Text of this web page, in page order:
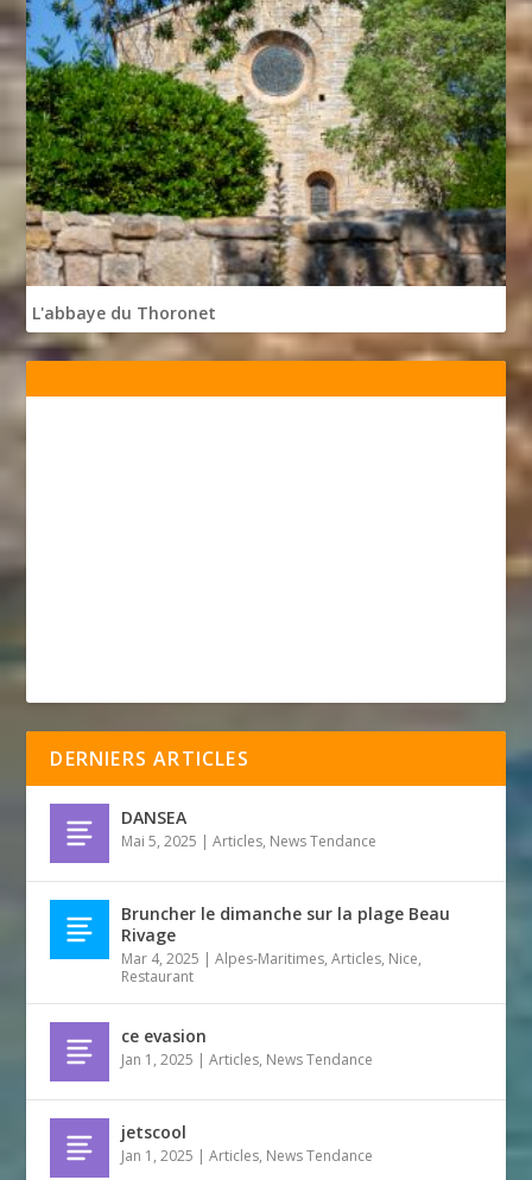
L'abbaye du Thoronet
DERNIERS ARTICLES
DANSEA
Mai 5, 2025 |Articles, News Tendance
Bruncher le dimanche sur la plage Beau
Rivage
Mar 4, 2025 |Alpes-Maritimes,Articles, Nice,
Restaurant
ce evasion
Jan 1, 2025 |Articles, News Tendance
jetscool
Jan 1, 2025 |Articles, News Tendance